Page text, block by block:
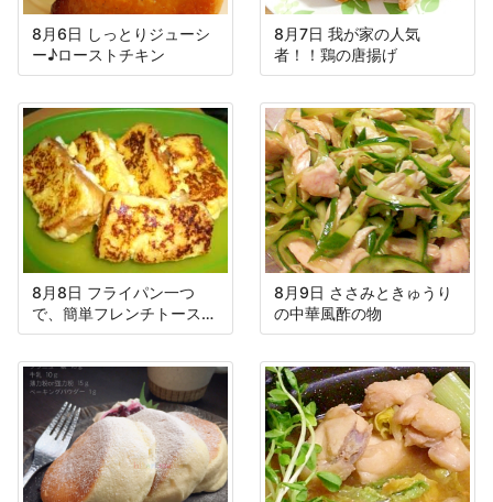
8月6日 しっとりジューシ
ー♪ローストチキン
8月7日 我が家の人気
者！！鶏の唐揚げ
8月8日 フライパン一つ
で、簡単フレンチトースト
♪
8月9日 ささみときゅうり
の中華風酢の物